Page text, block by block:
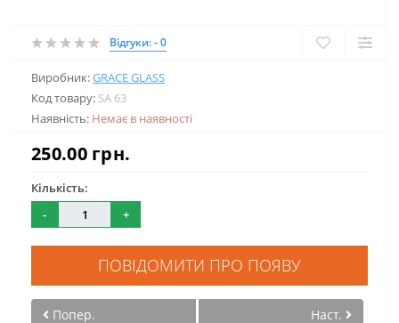
Відгуки: - 0
Виробник:GRACE GLASS
Код товару: SA 63
Наявність: Немає в наявності
250.00 грн.
Кількість:
-
+
ПОВІДОМИТИ ПРО ПОЯВУ
Попер. Наст.